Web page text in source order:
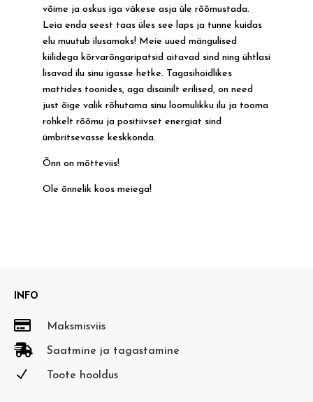
võime ja oskus iga väkese asja üle rõõmustada.
Leia enda seest taas üles see laps ja tunne kuidas
elu muutub ilusamaks! Meie uued mängulised
kiilidega kõrvarõngaripatsid aitavad sind ning ühtlasi
lisavad ilu sinu igasse hetke. Tagasihoidlikes
mattides toonides, aga disainilt erilised, on need
just õige valik rõhutama sinu loomulikku ilu ja tooma
rohkelt rõõmu ja positiivset energiat sind
ümbritsevasse keskkonda.
Õnn on mõtteviis!
Ole õnnelik koos meiega!
INFO
 Maksmisviis
 Saatmine ja tagastamine
N Toote hooldus